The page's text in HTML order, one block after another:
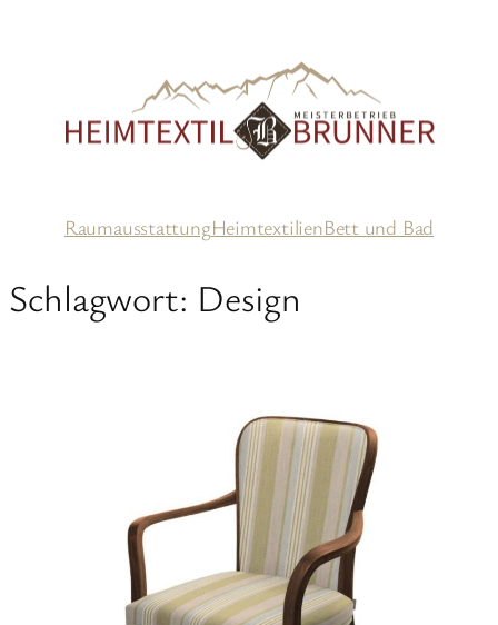
RaumausstattungHeimtextilienBett und Bad
Schlagwort: Design